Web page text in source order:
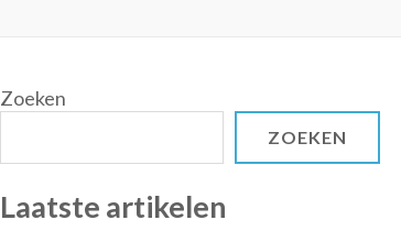
Zoeken
ZOEKEN
Laatste artikelen